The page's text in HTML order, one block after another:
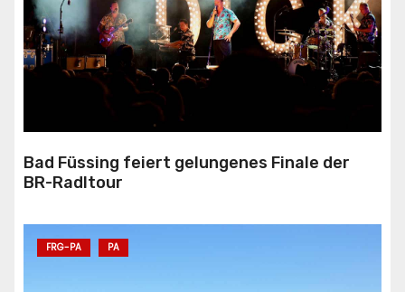
Bad Füssing feiert gelungenes Finale der
BR-Radltour
FRG-PA PA